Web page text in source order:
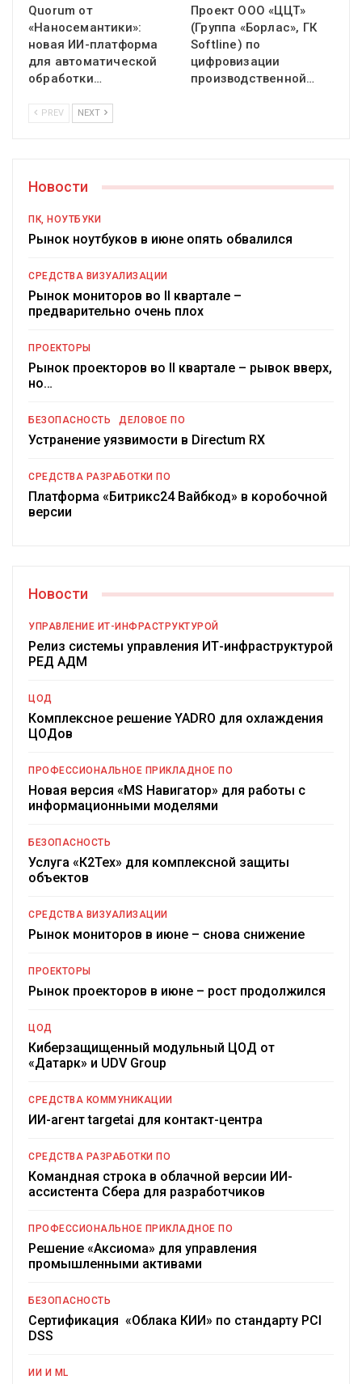
Quorum от
«Наносемантики»:
новая ИИ-платформа
для автоматической
обработки…
Проект ООО «ЦЦТ»
(Группа «Борлас», ГК
Softline) по
цифровизации
производственной…
PREV NEXT
Новости
ПК, НОУТБУКИ
Рынок ноутбуков в июне опять обвалился
СРЕДСТВА ВИЗУАЛИЗАЦИИ
Рынок мониторов во II квартале –
предварительно очень плох
ПРОЕКТОРЫ
Рынок проекторов во II квартале – рывок вверх,
но…
БЕЗОПАСНОСТЬ ДЕЛОВОЕ ПО
Устранение уязвимости в Directum RX
СРЕДСТВА РАЗРАБОТКИ ПО
Платформа «Битрикс24 Вайбкод» в коробочной
версии
Новости
УПРАВЛЕНИЕ ИТ-ИНФРАСТРУКТУРОЙ
Релиз системы управления ИТ-инфраструктурой
РЕД АДМ
ЦОД
Комплексное решение YADRO для охлаждения
ЦОДов
ПРОФЕССИОНАЛЬНОЕ ПРИКЛАДНОЕ ПО
Новая версия «MS Навигатор» для работы с
информационными моделями
БЕЗОПАСНОСТЬ
Услуга «К2Тех» для комплексной защиты
объектов
СРЕДСТВА ВИЗУАЛИЗАЦИИ
Рынок мониторов в июне – снова снижение
ПРОЕКТОРЫ
Рынок проекторов в июне – рост продолжился
ЦОД
Киберзащищенный модульный ЦОД от
«Датарк» и UDV Group
СРЕДСТВА КОММУНИКАЦИИ
ИИ-агент targetai для контакт-центра
СРЕДСТВА РАЗРАБОТКИ ПО
Командная строка в облачной версии ИИ-
ассистента Сбера для разработчиков
ПРОФЕССИОНАЛЬНОЕ ПРИКЛАДНОЕ ПО
Решение «Аксиома» для управления
промышленными активами
БЕЗОПАСНОСТЬ
Сертификация «Облака КИИ» по стандарту PCI
DSS
ИИ И ML